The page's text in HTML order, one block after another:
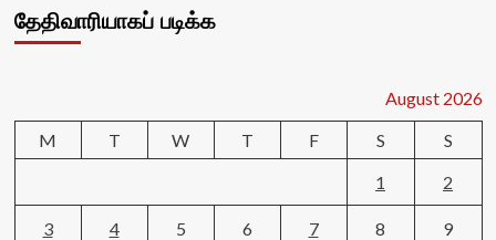
தேதிவாரியாகப் படிக்க
August 2026
M
T W T F S
S
1
2
3 4 5 6 7 8 9